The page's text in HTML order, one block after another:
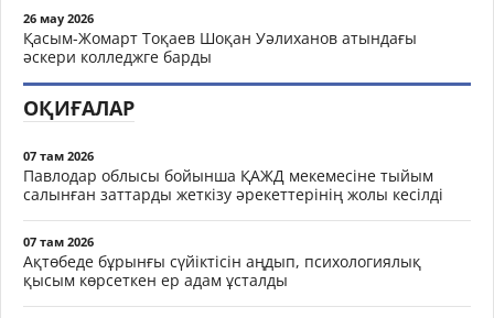
26 мау 2026
Қасым-Жомарт Тоқаев Шоқан Уәлиханов атындағы
әскери колледжге барды
ОҚИҒАЛАР
07 там 2026
Павлодар облысы бойынша ҚАЖД мекемесіне тыйым
салынған заттарды жеткізу әрекеттерінің жолы кесілді
07 там 2026
Ақтөбеде бұрынғы сүйіктісін аңдып, психологиялық
қысым көрсеткен ер адам ұсталды